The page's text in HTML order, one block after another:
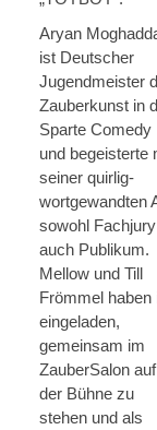
Aryan
ist Deutscher
Jugendmeister
Zauberkunst in
Sparte Comedy
und begeisterte
seiner quirlig-
wortgewandten
sowohl
auch Publikum.
Mellow und Till
Frömmel haben
eingeladen,
gemeinsam im
ZauberSalon auf
der Bühne zu
stehen und als